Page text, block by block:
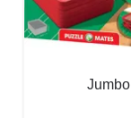
Jumbo